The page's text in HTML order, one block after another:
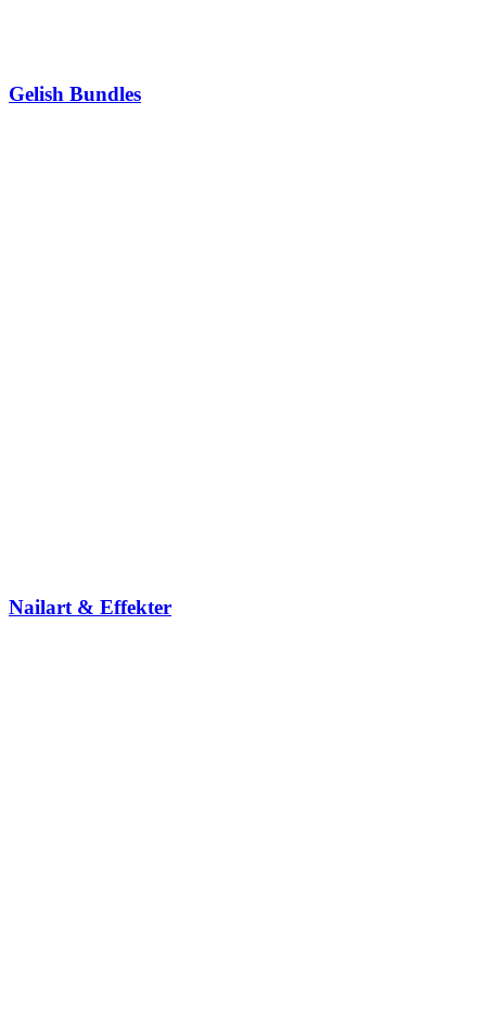
Gelish Bundles
Nailart & Effekter